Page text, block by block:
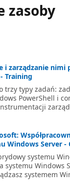
zasoby
i zarządzanie
Training
trzy typy zadań:
PowerShell i
Windows Server -
systemu
systemu Windows
systemem